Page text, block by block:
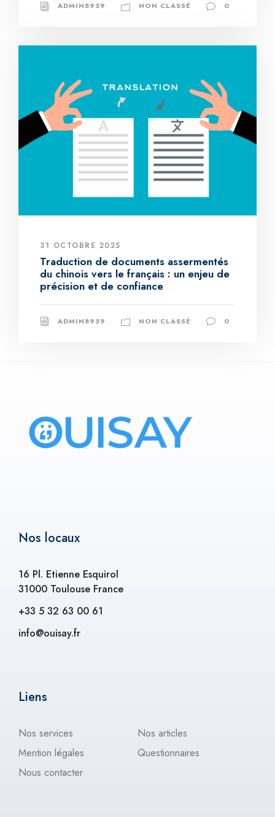
ADMIN8959 NON CLASSÉ 0
31 OCTOBRE 2025
Traduction de documents assermentés
du chinois vers le français : un enjeu de
précision et de confiance
ADMIN8959 NON CLASSÉ 0
Nos locaux
16 Pl. Etienne Esquirol
31000 Toulouse France
+33 5 32 63 00 61
info@ouisay.fr
Liens
Nos services
Nos articles
Mention légales
Questionnaires
Nous contacter